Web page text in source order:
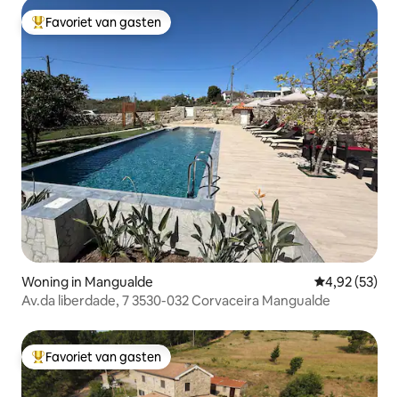
Topfavoriet van gasten
Favoriet van gasten
Woning in Mangualde Gemiddelde
4,92 (53)
Av.da liberdade, 7 3530-032 Corvaceira Mangualde
Topfavoriet van gasten
Favoriet van gasten